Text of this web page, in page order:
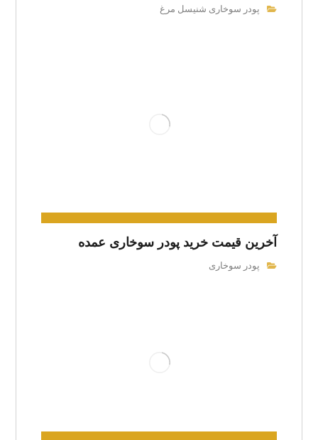
پودر سوخاری شنیسل مرغ
آخرین قیمت خرید پودر سوخاری عمده
پودر سوخاری